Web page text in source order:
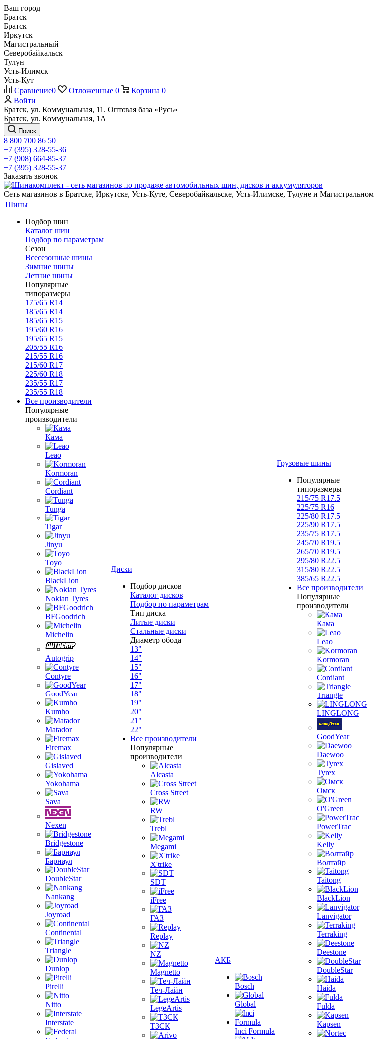
Ваш город
Братск
Братск
Иркутск
Магистральный
Северобайкальск
Тулун
Усть-Илимск
Усть-Кут
Сравнение0 Отложенные 0 Корзина 0
Войти
Братск, ул. Коммунальная, 11. Оптовая база «Русь»
Братск, ул. Коммунальная, 1А
Поиск
8 800 700 86 50
+7 (395) 328-55-36
+7 (908) 664-85-37
+7 (395) 328-55-37
Заказать звонок
Сеть магазинов в Братске, Иркутске, Усть-Куте, Северобайкальске, Усть-Илимске, Тулуне и Магистральном
Шины
Подбор шин
Каталог шин
Подбор по параметрам
Сезон
Всесезонные шины
Зимние шины
Летние шины
Популярные
типоразмеры
175/65 R14
185/65 R14
185/65 R15
195/60 R16
195/65 R15
205/55 R16
215/55 R16
215/60 R17
225/60 R18
235/55 R17
235/55 R18
Все производители
Популярные
производители
Кама
Leao
Kormoran
Cordiant
Tunga
Tigar
Jinyu
Toyo
BlackLion
Nokian Tyres
BFGoodrich
Michelin
Autogrip
Contyre
GoodYear
Kumho
Matador
Firemax
Gislaved
Yokohama
Sava
Nexen
Bridgestone
Барнаул
DoubleStar
Nankang
Joyroad
Continental
Triangle
Dunlop
Pirelli
Nitto
Interstate
Диски
Подбор дисков
Каталог дисков
Подбор по параметрам
Тип диска
Литые диски
Стальные диски
Диаметр обода
13"
14"
15"
16"
17"
18"
19"
20"
21"
22"
Все производители
Популярные
производители
Alcasta
Cross Street
RW
Trebl
Megami
X'trike
SDT
iFree
ГАЗ
Replay
NZ
Magnetto
Теч-Лайн
LegeArtis
ТЗСК
АКБ
Bosch
Global
Inci Formula
Грузовые шины
Популярные
типоразмеры
215/75 R17.5
225/75 R16
225/80 R17.5
225/90 R17.5
235/75 R17.5
245/70 R19.5
265/70 R19.5
295/80 R22.5
315/80 R22.5
385/65 R22.5
Все производители
Популярные
производители
Кама
Leao
Kormoran
Cordiant
Triangle
LINGLONG
GoodYear
Daewoo
Tyrex
Омск
O'Green
PowerTrac
Kelly
Волтайр
Taitong
BlackLion
Lanvigator
Terraking
Deestone
DoubleStar
Haida
Fulda
Kapsen